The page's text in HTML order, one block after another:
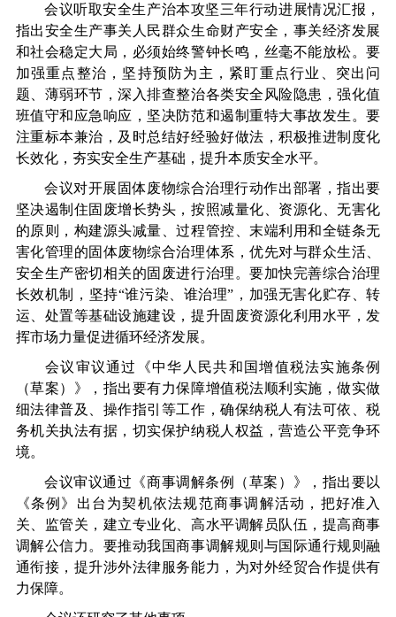
会议听取安全生产治本攻坚三年行动进展情况汇报，
指出安全生产事关人民群众生命财产安全，事关经济发展
和社会稳定大局，必须始终警钟长鸣，丝毫不能放松。要
加强重点整治，坚持预防为主，紧盯重点行业、突出问
题、薄弱环节，深入排查整治各类安全风险隐患，强化值
班值守和应急响应，坚决防范和遏制重特大事故发生。要
注重标本兼治，及时总结好经验好做法，积极推进制度化
长效化，夯实安全生产基础，提升本质安全水平。
会议对开展固体废物综合治理行动作出部署，指出要
坚决遏制住固废增长势头，按照减量化、资源化、无害化
的原则，构建源头减量、过程管控、末端利用和全链条无
害化管理的固体废物综合治理体系，优先对与群众生活、
安全生产密切相关的固废进行治理。要加快完善综合治理
长效机制，坚持“谁污染、谁治理”，加强无害化贮存、转
运、处置等基础设施建设，提升固废资源化利用水平，发
挥市场力量促进循环经济发展。
会议审议通过《中华人民共和国增值税法实施条例
（草案）》，指出要有力保障增值税法顺利实施，做实做
细法律普及、操作指引等工作，确保纳税人有法可依、税
务机关执法有据，切实保护纳税人权益，营造公平竞争环
境。
会议审议通过《商事调解条例（草案）》，指出要以
《条例》出台为契机依法规范商事调解活动，把好准入
关、监管关，建立专业化、高水平调解员队伍，提高商事
调解公信力。要推动我国商事调解规则与国际通行规则融
通衔接，提升涉外法律服务能力，为对外经贸合作提供有
力保障。